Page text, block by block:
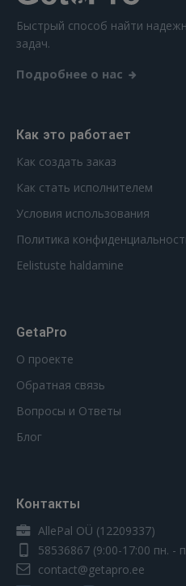
Быстрый способ найти
задач.
Подробнее о нас
Как это работает
Как создать заказ
Как стать исполнителем
Условия использования
Политика
Eelistuste haldamine
GetaPro
О проекте
Обратная связь
Вопросы и Ответы
Блог
Контакты
AllePal OÜ (12209337)
58536867 (9:00-17:00 пн. -
contact@getapro.ee